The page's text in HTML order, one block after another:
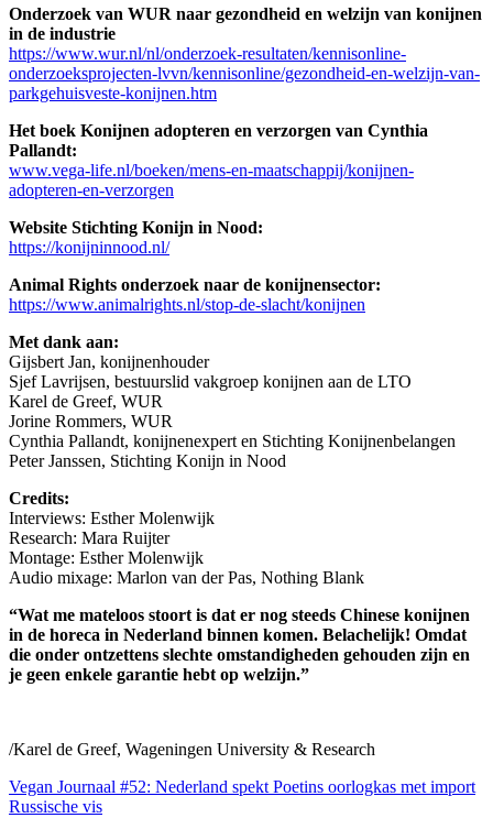
Onderzoek van WUR naar gezondheid en welzijn van konijnen
in de industrie
https://www.wur.nl/nl/onderzoek-resultaten/kennisonline-
onderzoeksprojecten-lvvn/kennisonline/gezondheid-en-welzijn-van-
parkgehuisveste-konijnen.htm
Het boek Konijnen adopteren en verzorgen van Cynthia
Pallandt:
www.vega-life.nl/boeken/mens-en-maatschappij/konijnen-
adopteren-en-verzorgen
Website Stichting Konijn in Nood:
https://konijninnood.nl/
Animal Rights onderzoek naar de konijnensector:
https://www.animalrights.nl/stop-de-slacht/konijnen
Met dank aan:
Gijsbert Jan, konijnenhouder
Sjef Lavrijsen, bestuurslid vakgroep konijnen aan de LTO
Karel de Greef, WUR
Jorine Rommers, WUR
Cynthia Pallandt, konijnenexpert en Stichting Konijnenbelangen
Peter Janssen, Stichting Konijn in Nood
Credits:
Interviews: Esther Molenwijk
Research: Mara Ruijter
Montage: Esther Molenwijk
Audio mixage: Marlon van der Pas, Nothing Blank
“Wat me mateloos stoort is dat er nog steeds Chinese konijnen
in de horeca in Nederland binnen komen. Belachelijk! Omdat
die onder ontzettens slechte omstandigheden gehouden zijn en
je geen enkele garantie hebt op welzijn.”
/Karel de Greef, Wageningen University & Research
Vegan Journaal #52: Nederland spekt Poetins oorlogkas met import
Russische vis